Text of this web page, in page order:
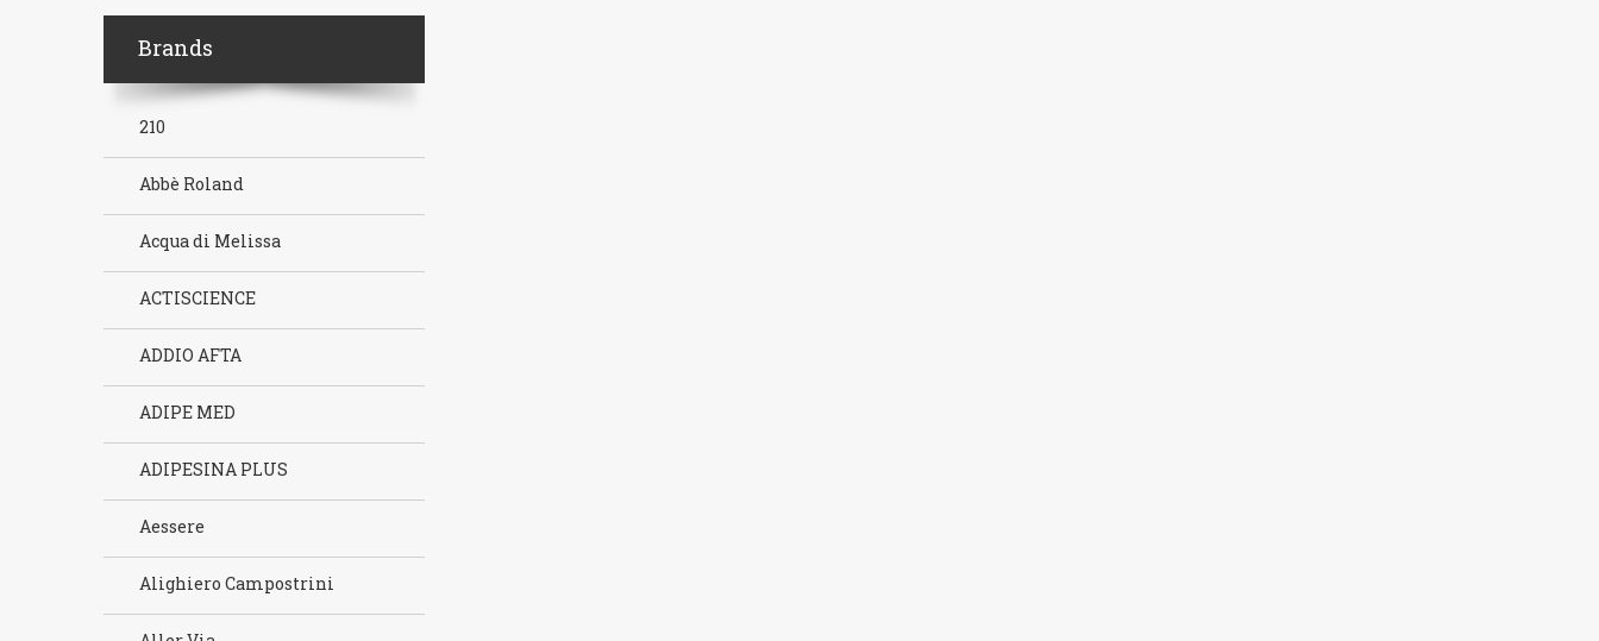
Brands
210
Abbè Roland
Acqua di Melissa
ACTISCIENCE
ADDIO AFTA
ADIPE MED
ADIPESINA PLUS
Aessere
Alighiero Campostrini